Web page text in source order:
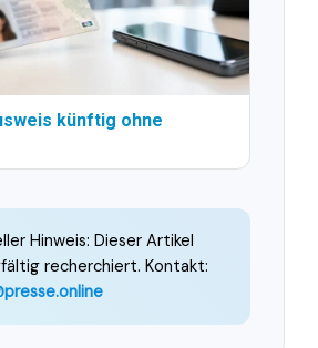
künftig ohne
Hinweis: Dieser Artikel
recherchiert. Kontakt: